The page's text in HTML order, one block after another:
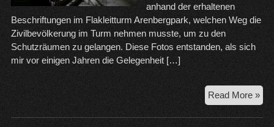
anhand der erhaltenen
Beschriftungen im Flakleitturm Arenbergpark, welchen Weg die
Zivilbevölkerung im Turm nehmen musste, um zu den
Schutzräumen zu gelangen. Diese Fotos entstanden, als sich
mir vor einigen Jahren die Gelegenheit […]
Read More »
bis